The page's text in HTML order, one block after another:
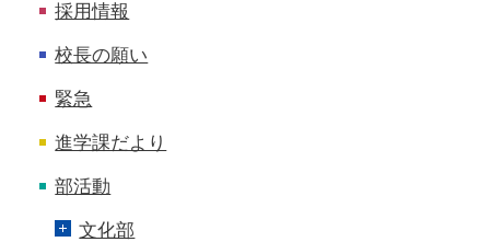
採用情報
校長の願い
緊急
進学課だより
部活動
文化部